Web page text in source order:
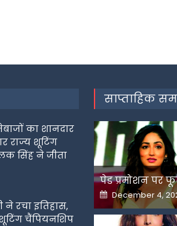
का शानदार
राज्य शूटिंग
सिंह ने जीता
ने रचा इतिहास,
शूटिंग चैंपियनशिप
साप्ताहिक
Posted
on
December 4,